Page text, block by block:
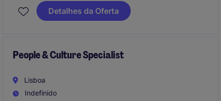
Oportunidade de trabalhar com os recursos
humanos em Portugal e França
Detalhes da Oferta
People & Culture Specialist
Lisboa
Indefinido